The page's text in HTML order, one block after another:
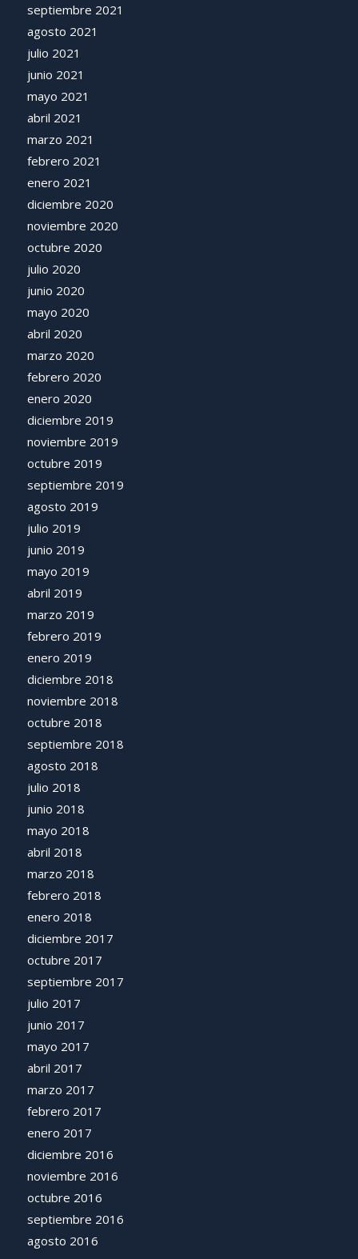
septiembre 2021
agosto 2021
julio 2021
junio 2021
mayo 2021
abril 2021
marzo 2021
febrero 2021
enero 2021
diciembre 2020
noviembre 2020
octubre 2020
julio 2020
junio 2020
mayo 2020
abril 2020
marzo 2020
febrero 2020
enero 2020
diciembre 2019
noviembre 2019
octubre 2019
septiembre 2019
agosto 2019
julio 2019
junio 2019
mayo 2019
abril 2019
marzo 2019
febrero 2019
enero 2019
diciembre 2018
noviembre 2018
octubre 2018
septiembre 2018
agosto 2018
julio 2018
junio 2018
mayo 2018
abril 2018
marzo 2018
febrero 2018
enero 2018
diciembre 2017
octubre 2017
septiembre 2017
julio 2017
junio 2017
mayo 2017
abril 2017
marzo 2017
febrero 2017
enero 2017
diciembre 2016
noviembre 2016
octubre 2016
septiembre 2016
agosto 2016